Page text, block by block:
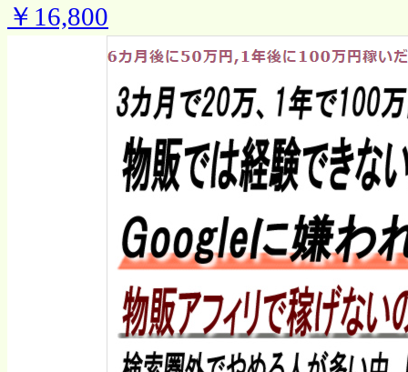
￥16,800